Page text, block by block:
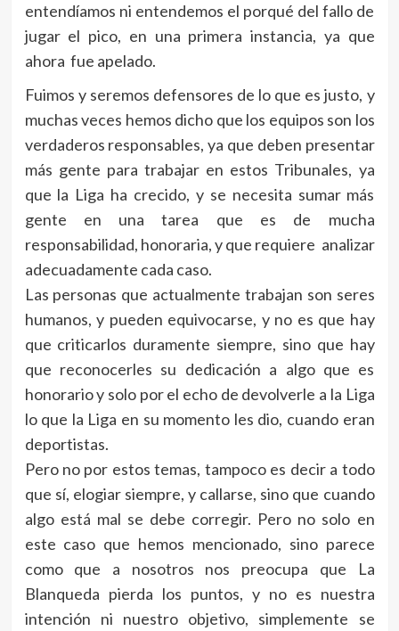
entendíamos ni entendemos el porqué del fallo de
jugar el pico, en una primera instancia, ya que
ahora fue apelado.
Fuimos y seremos defensores de lo que es justo, y
muchas veces hemos dicho que los equipos son los
verdaderos responsables, ya que deben presentar
más gente para trabajar en estos Tribunales, ya
que la Liga ha crecido, y se necesita sumar más
gente en una tarea que es de mucha
responsabilidad, honoraria, y que requiere analizar
adecuadamente cada caso.
Las personas que actualmente trabajan son seres
humanos, y pueden equivocarse, y no es que hay
que criticarlos duramente siempre, sino que hay
que reconocerles su dedicación a algo que es
honorario y solo por el echo de devolverle a la Liga
lo que la Liga en su momento les dio, cuando eran
deportistas.
Pero no por estos temas, tampoco es decir a todo
que sí, elogiar siempre, y callarse, sino que cuando
algo está mal se debe corregir. Pero no solo en
este caso que hemos mencionado, sino parece
como que a nosotros nos preocupa que La
Blanqueda pierda los puntos, y no es nuestra
intención ni nuestro objetivo, simplemente se